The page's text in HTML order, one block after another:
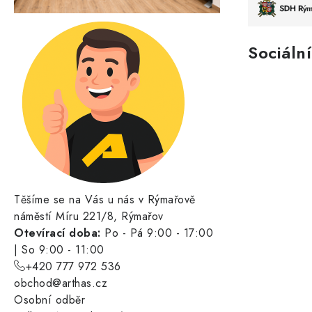
Těšíme se na Vás u nás v Rýmařově
náměstí Míru 221/8, Rýmařov
Otevírací doba: Po - Pá 9:00 - 17:00
| So 9:00 - 11:00
+420 777 972 536
obchod@arthas.cz
Osobní odběr